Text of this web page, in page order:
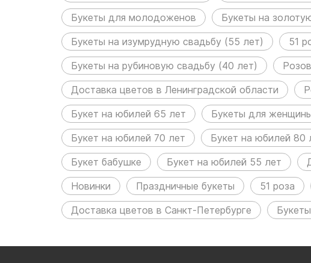
Букеты для молодоженов
Букеты на
Букеты на изумрудную свадьбу (55 лет)
51
Букеты на рубиновую свадьбу (40 лет)
Доставка цветов в Ленинградской области
Букет на юбилей 65 лет
Букеты для
Букет на юбилей 70 лет
Букет на юбилей 80
Букет бабушке
Букет на юбилей 55 лет
Новинки
Праздничные букеты 51 роза
Доставка цветов в Санкт-Петербурге